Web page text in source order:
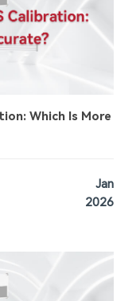
Which Is More
Jan
2026